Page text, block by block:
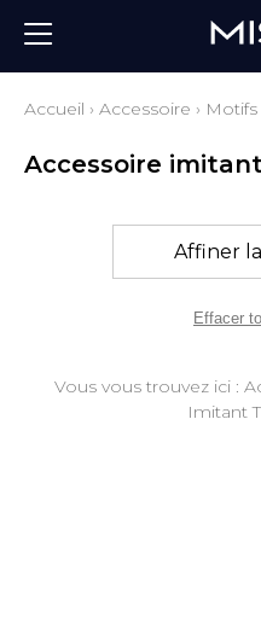
Accueil › Accessoire › Motifs
Accessoire
Affiner
Effacer
Vous vous trouvez ici :
Imitant